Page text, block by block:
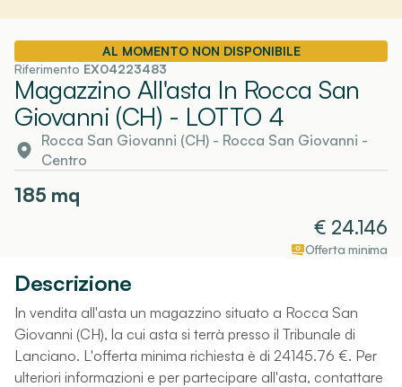
AL MOMENTO NON DISPONIBILE
Riferimento EX04223483
Magazzino All'asta In Rocca San
Giovanni (CH) - LOTTO 4
Rocca San Giovanni (CH) - Rocca San Giovanni -
Centro
185 mq
€ 24.146
Offerta minima
Descrizione
In vendita all'asta un magazzino situato a Rocca San
Giovanni (CH), la cui asta si terrà presso il Tribunale di
Lanciano. L'offerta minima richiesta è di 24145.76 €. Per
ulteriori informazioni e per partecipare all'asta, contattare